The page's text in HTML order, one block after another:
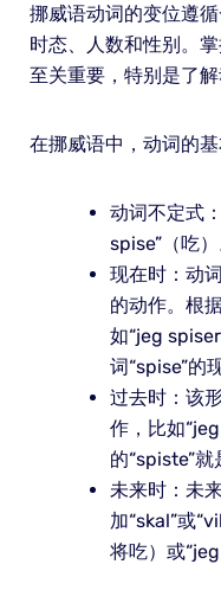
挪威语动词的变位遵
时态、人数和性别。
至关重要，特别是了
在挪威语中，动词的
动词不定式
spise”（吃）
现在时：动
的动作。根
如“jeg
词“spise”的
过去时：该
作，比如
的“spiste”就
未来时：未
加“skal”或
将吃）或